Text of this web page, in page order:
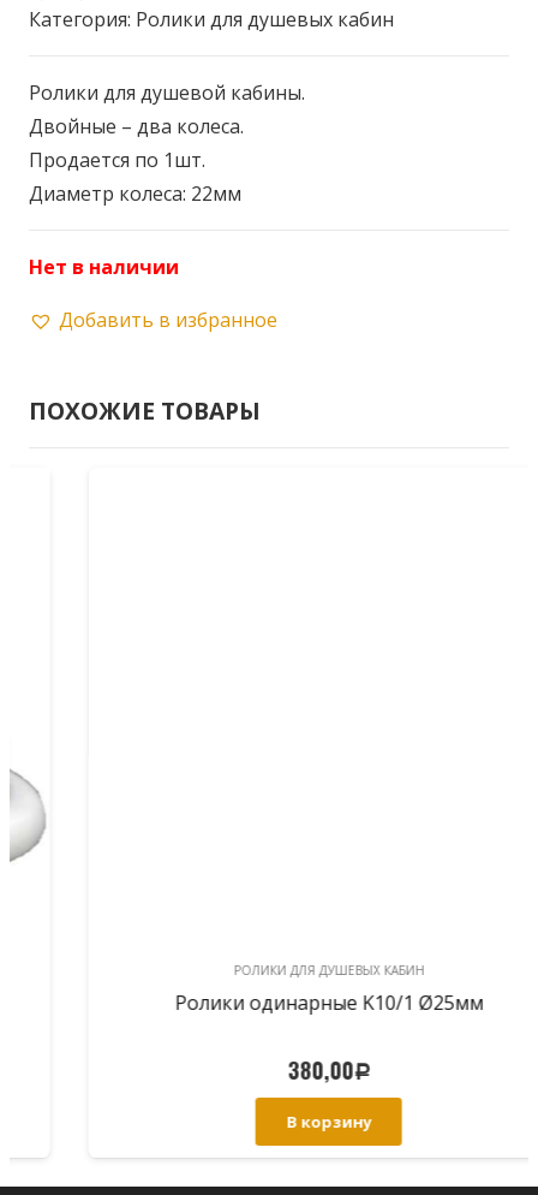
Категория: Ролики для душевых кабин
Ролики для душевой кабины.
Двойные – два колеса.
Продается по 1шт.
Диаметр колеса: 22мм
Нет в наличии
Добавить в избранное
ПОХОЖИЕ ТОВАРЫ
РОЛИКИ ДЛЯ ДУШЕВЫХ КАБИН
Ролики одинарные K10/1 Ø25мм
380,00Р
В корзину